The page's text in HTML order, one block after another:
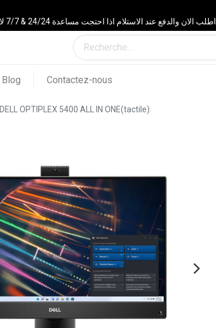
اطلب الان والدفع عند الاستلام اذا احتجت مساعدة 24/24 & 7/7 لا تتردد في الاتصال بنا 0560928964
Blog Contactez-nous
DELL OPTIPLEX 5400 ALL IN ONE(tactile)